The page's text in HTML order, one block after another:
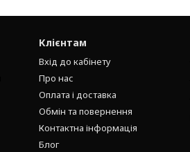
Клієнтам
Вхід до кабінету
Про нас
Оплата і доставка
Обмін та повернення
Контактна інформація
Блог